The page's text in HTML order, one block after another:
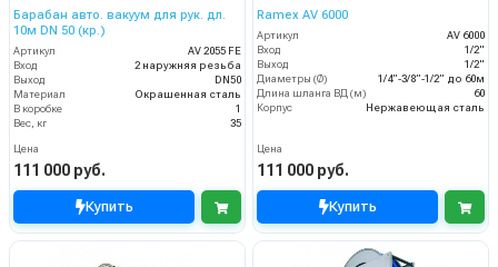
Барабан авто. вакуум для рук. дл.
10м DN 50 (кр.)
Артикул
AV 2055 FE
Вход
2 наружняя резьба
Выход
DN50
Материал
Окрашенная сталь
В коробке
1
Вес, кг
35
Цена
111 000 руб.
Купить
Ramex AV 6000
Артикул
AV 6000
Вход
1/2"
Выход
1/2"
Диаметры (Ø)
1/4”-3/8”-1/2” до 60м
Длина шланга ВД (м)
60
Корпус
Нержавеющая сталь
Цена
111 000 руб.
Купить